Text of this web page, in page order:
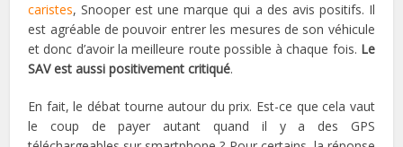
caristes, Snooper est une marque qui a des avis positifs. Il
est agréable de pouvoir entrer les mesures de son véhicule
et donc d’avoir la meilleure route possible à chaque fois. Le
SAV est aussi positivement critiqué.
En fait, le débat tourne autour du prix. Est-ce que cela vaut
le coup de payer autant quand il y a des GPS